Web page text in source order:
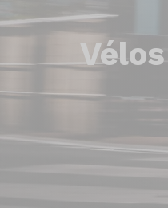
Vélos